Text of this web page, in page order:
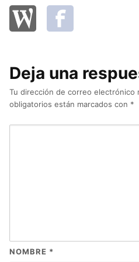
Deja una
Tu dirección de correo electrónico
obligatorios están marcados con *
NOMBRE *